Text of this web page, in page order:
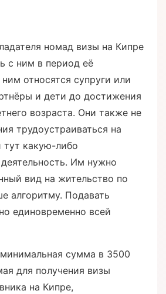
номад визы на Кипре
с ним в период её
относятся супруги или
и дети до достижения
возраста. Они также не
трудоустраиваться на
тут какую-либо
Им нужно
вид на жительство по
алгоритму. Подавать
единовременно всей
сумма в 3500
для получения визы
на Кипре,